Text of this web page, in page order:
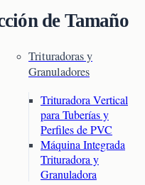
de Tamaño
Trituradoras y
Granuladores
Trituradora Vertical
para Tuberías y
Perfiles de PVC
Máquina Integrada
Trituradora y
Granuladora